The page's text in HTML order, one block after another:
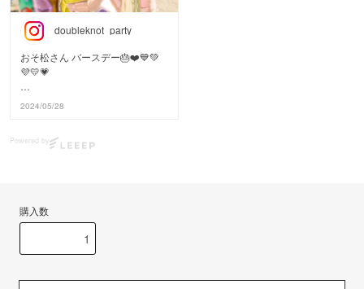
doubleknot_party
おそ松さん バースデー🎂❤️💙💚
💜💛💗
SNSで話題になっていたので、過
気の6つ子「おそ松さん」のお誕
ンドが届いて、盛大にお祝いされ
ファンの皆さんとても楽しそう
2024/05/28
Powered by
購入数